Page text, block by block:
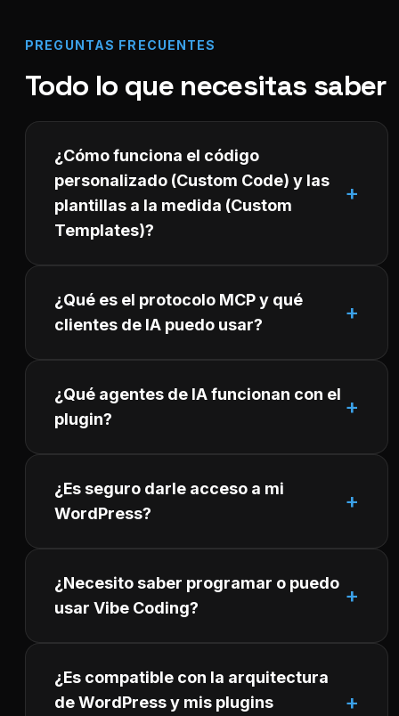
PREGUNTAS FRECUENTES
Todo lo que necesitas saber
¿Cómo funciona el código
personalizado (Custom Code) y las
plantillas a la medida (Custom
Templates)?
¿Qué es el protocolo MCP y qué
clientes de IA puedo usar?
¿Qué agentes de IA funcionan con el
plugin?
¿Es seguro darle acceso a mi
WordPress?
¿Necesito saber programar o puedo
usar Vibe Coding?
¿Es compatible con la arquitectura
de WordPress y mis plugins